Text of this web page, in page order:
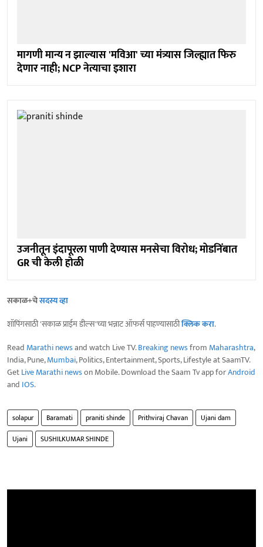
मागणी मान्य न झाल्यास 'मविआ' च्या मंत्र्यास जिल्ह्यात फिरु
देणार नाही; NCP नेत्याचा इशारा
उजनीतून इंदापूरला पाणी देण्यास मनसेचा विरोध; मोडनिंबात
GR ची केली हाेळी
सकाळ+चेसदस्य व्हा
शॉपिंगसाठी 'सकाळ प्राईम डील्स'च्या भन्नाट ऑफर्स पाहण्यासाठीक्लिक करा.
Read Marathi newsand watch Live TV.Breaking newsfrom Maharashtra,
India, Pune,Mumbai, Politics, Entertainment, Sports, Lifestyle at SaamTV.
GetLive Marathi newson Mobile. Download the Saam Tv app forAndroid
and IOS.
solapur Baramati praniti shinde Prithviraj Chavan
Ujani dam
Ujani
SUSHILKUMAR SHINDE